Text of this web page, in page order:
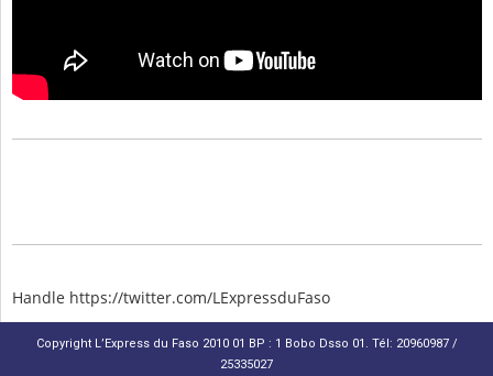
Handle https://twitter.com/LExpressduFaso
Copyright L’Express du Faso 2010 01 BP : 1 Bobo Dsso 01. Tél: 20960987 /
25335027